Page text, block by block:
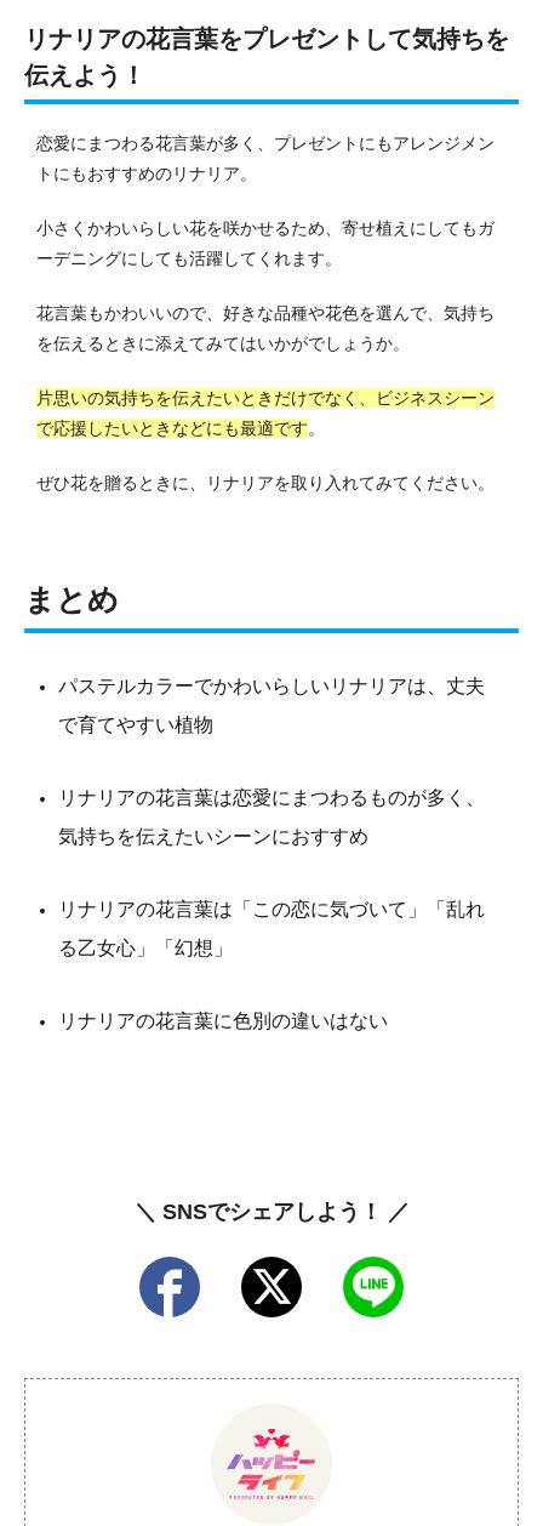
リナリアの花言葉をプレゼントして気持ちを
伝えよう！
恋愛にまつわる花言葉が多く、プレゼントにもアレンジメン
トにもおすすめのリナリア。
小さくかわいらしい花を咲かせるため、寄せ植えにしてもガ
ーデニングにしても活躍してくれます。
花言葉もかわいいので、好きな品種や花色を選んで、気持ち
を伝えるときに添えてみてはいかがでしょうか。
片思いの気持ちを伝えたいときだけでなく、ビジネスシーン
で応援したいときなどにも最適です。
ぜひ花を贈るときに、リナリアを取り入れてみてください。
まとめ
パステルカラーでかわいらしいリナリアは、丈夫
で育てやすい植物
リナリアの花言葉は恋愛にまつわるものが多く、
気持ちを伝えたいシーンにおすすめ
リナリアの花言葉は「この恋に気づいて」「乱れ
る乙女心」「幻想」
リナリアの花言葉に色別の違いはない
＼ SNSでシェアしよう！ ／